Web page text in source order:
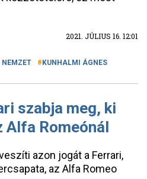
2021. JÚLIUS 16. 12:01
NEMZET KUNHALMI ÁGNES
szabja meg, ki
Alfa Romeónál
azon jogát a Ferrari,
az Alfa Romeo